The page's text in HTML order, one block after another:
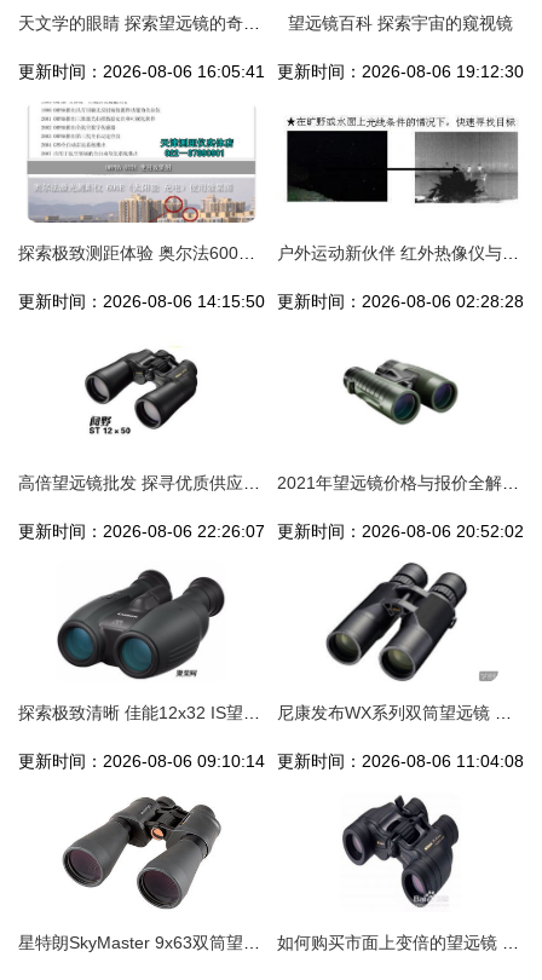
更新时间：2026-08-06 16:05:41
望远镜百科 探索宇宙的窥视镜
更新时间：2026-08-06 19:12:30
更新时间：2026-08-06 14:15:50 更新时间：2026-08-06 02:28:28
更新时间：2026-08-06 22:26:07 更新时间：2026-08-06 20:52:02
更新时间：2026-08-06 09:10:14 更新时间：2026-08-06 11:04:08